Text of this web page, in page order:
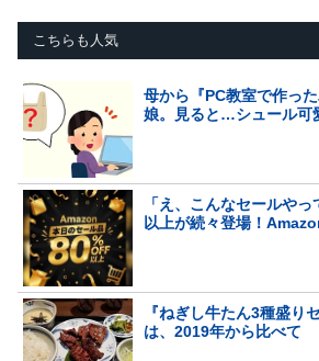
こちらも人気
母から『PC教室で作っ
娘。見ると…シュール可
「え、こんなセールや
以上が続々登場！
『ねぎし牛たん3種盛り
は、2019年から比べて